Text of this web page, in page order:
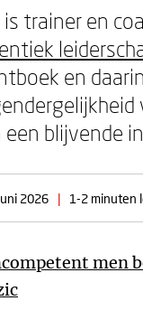
is trainer en
en
een blijvende
2026 | 1-2 minuten
men